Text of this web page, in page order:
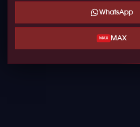
WhatsApp
MAX MAX